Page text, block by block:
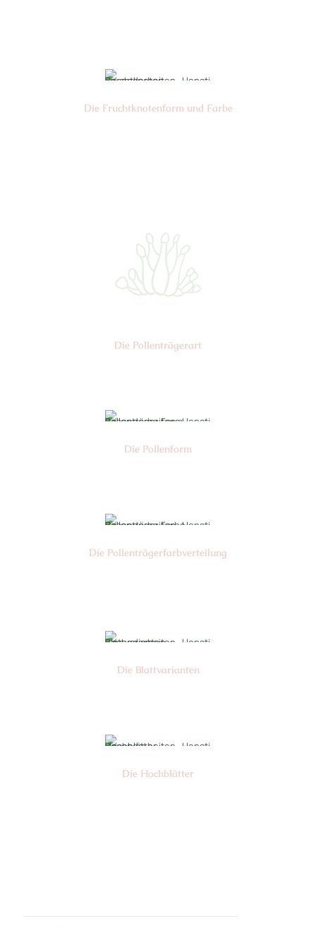
Die Frucht­knotenform und Farbe
Die Pollen­trägerart
Die Pollen­form
Die Pollen­trägerfarb­verteilung
Die Blattvarianten
Die Hochblätter